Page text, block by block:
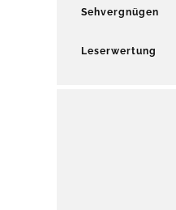
Sehvergnügen
Leserwertung